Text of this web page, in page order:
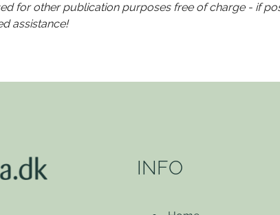
for other publication purposes free of charge - if
assistance!
INFO